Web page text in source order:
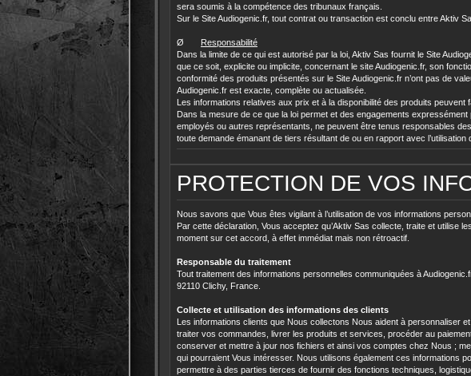
sera soumis à la compétence des tribunaux français.
Sur le Site Audiogenic.fr, tout contrat ou transaction est conclu entre Aktiv
Ø Responsabilité
Dans la limite de ce qui est autorisé par la loi, Aktiv Sas fournit le Site
que ce soit, explicite ou implicite, concernant le site Audiogenic.fr, son
conformité des produits présentés sur le Site Audiogenic.fr n’ont pas de
Audiogenic.fr est exacte, complète ou actualisée.
Les informations relatives aux prix et à la disponibilité des produits peuvent
Dans la mesure de ce que la loi permet et des engagements
employés ou autres représentants, ne peuvent être tenus responsables
toute demande émanant de tiers résultant de ou en rapport avec
PROTECTION DE VOS
Nous savons que Vous êtes vigilant à l’utilisation de vos informations
Par cette déclaration, Vous acceptez qu’Aktiv Sas collecte, traite et utilise
moment sur cet accord, à effet immédiat mais non rétroactif.
Responsable du traitement
Tout traitement des informations personnelles communiquées à
92110 Clichy, France.
Collecte et utilisation des informations des clients
Les informations clients que Nous collectons Nous aident à personnaliser
traiter vos commandes, livrer les produits et services, procéder au
conserver et mettre à jour nos fichiers et ainsi vos comptes chez Nous ;
qui pourraient Vous intéresser. Nous utilisons également ces informations
permettre à des parties tierces de fournir des fonctions techniques,